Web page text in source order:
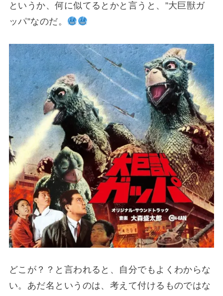
というか、何に似てるとかと言うと、”大巨獣ガ
ッパ”なのだ。
どこが？？と言われると、自分でもよくわからな
い。あだ名というのは、考えて付けるものではな